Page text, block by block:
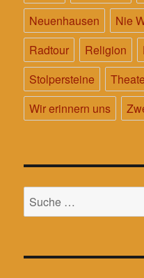
Neuenhausen
Nie
Radtour
Religion
Stolpersteine
Wir erinnern uns
Suche
nach: